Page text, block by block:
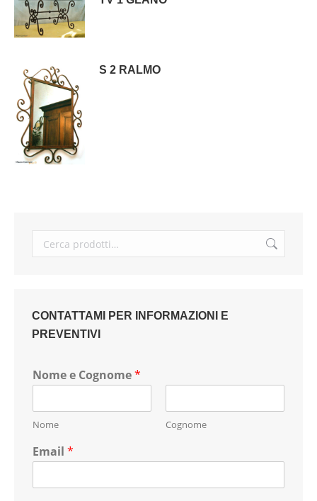
S 2 RALMO
CONTATTAMI PER INFORMAZIONI E
PREVENTIVI
Nome e Cognome*
Nome Cognome
Email *